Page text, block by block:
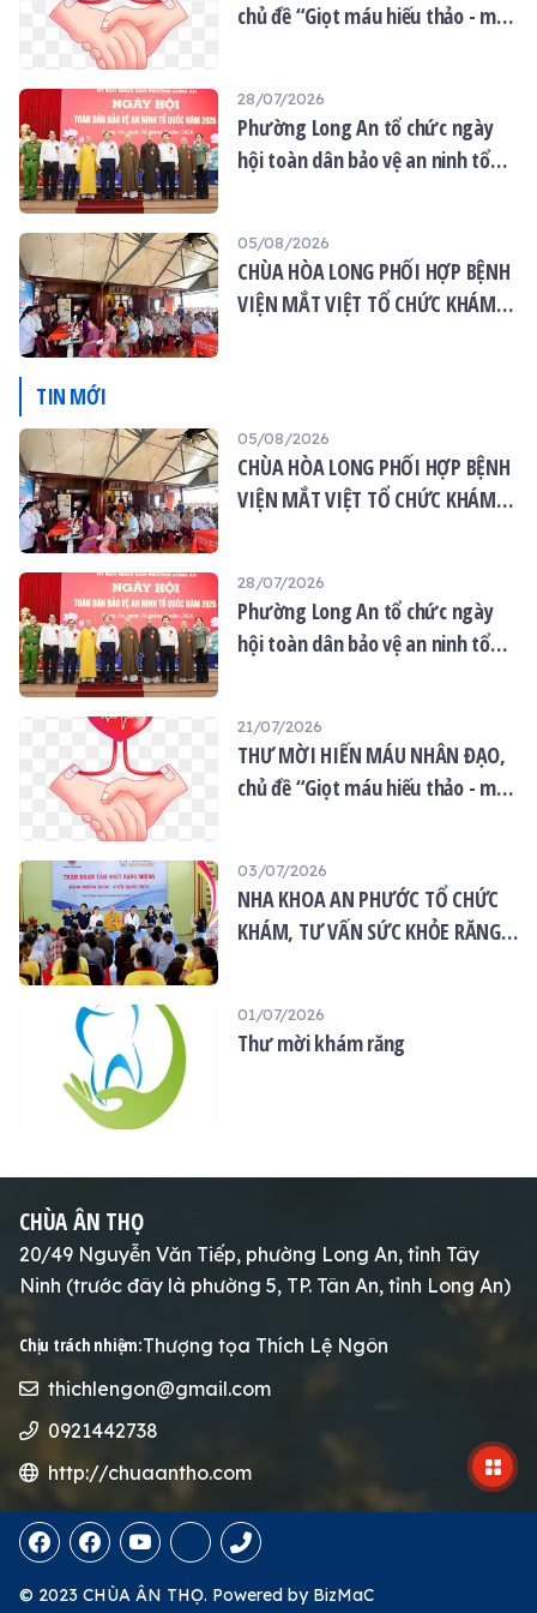
chủ đề “Giọt máu hiếu thảo - mùa
28/07/2026
Phường Long An tổ chức ngày
hội toàn dân bảo vệ an ninh tổ
05/08/2026
CHÙA HÒA LONG PHỐI HỢP BỆNH
VIỆN MẮT VIỆT TỔ CHỨC KHÁM
TIN MỚI
05/08/2026
CHÙA HÒA LONG PHỐI HỢP BỆNH
VIỆN MẮT VIỆT TỔ CHỨC KHÁM
28/07/2026
Phường Long An tổ chức ngày
hội toàn dân bảo vệ an ninh tổ
21/07/2026
THƯ MỜI HIẾN MÁU NHÂN ĐẠO,
chủ đề “Giọt máu hiếu thảo - mùa
03/07/2026
NHA KHOA AN PHƯỚC TỔ CHỨC
KHÁM, TƯ VẤN SỨC KHỎE RĂNG
01/07/2026
Thư mời khám răng
CHÙA ÂN THỌ
20/49 Nguyễn Văn Tiếp, phường Long An, tỉnh Tây
Ninh (trước đây là phường 5, TP. Tân An, tỉnh Long An)
Chịu trách nhiệm:Thượng tọa Thích Lệ Ngôn
thichlengon@gmail.com
0921442738
http://chuaantho.com
© 2023 CHÙA ÂN THỌ. Powered by BizMaC